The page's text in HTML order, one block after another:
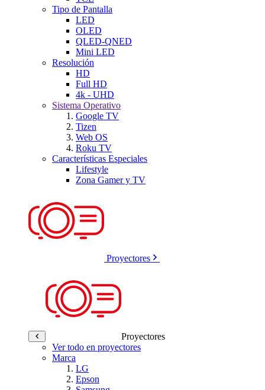
Tipo de Pantalla
LED
OLED
QLED-QNED
Mini LED
Resolución
HD
Full HD
4k - UHD
Sistema Operativo
Google TV
Tizen
Web OS
Roku TV
Características Especiales
Lifestyle
Zona Gamer y TV
Proyectores
Proyectores
Ver todo en proyectores
Marca
LG
Epson